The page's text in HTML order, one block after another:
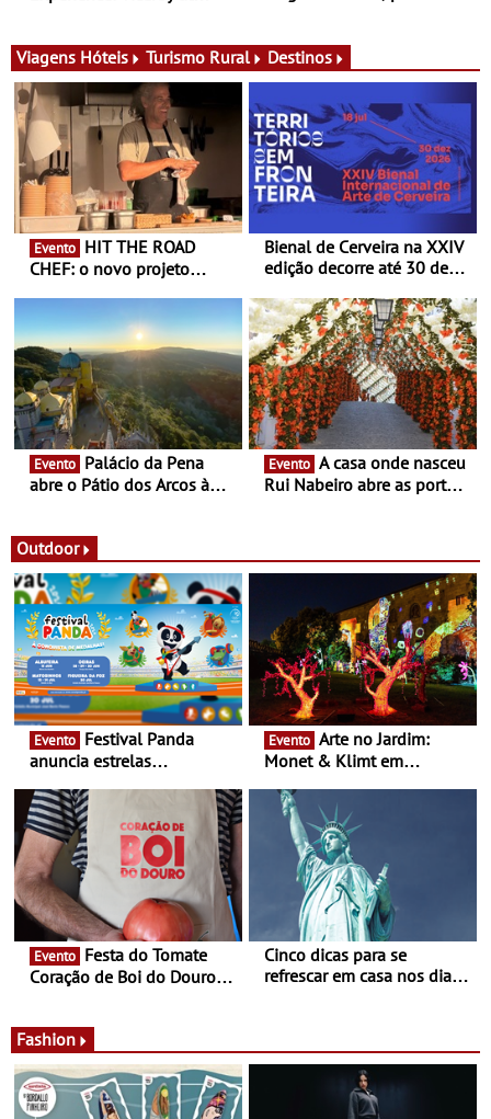
exclusiva
Viagens Hóteis Turismo Rural Destinos
Evento
CHEF: o novo projeto
Queiroz Ribeiro - Um novo
conceito gastronómico
itinerante que percorre
Portugal
Bienal de Cerveira na XXIV
edição decorre até 30 de
enquanto “Territórios sem
Fronteira”
Evento
abre o Pátio dos Arcos à
Evento
Rui Nabeiro abre as portas
16 de agosto
Outdoor
Evento
anuncia estrelas
- Entre Junho e Julho pelo
país
Evento
Monet & Klimt em
ao final de Setembro -
Experiência luminosa no
jardim do Museu de
Alberto Sampaio
Evento
Coração de Boi do Douro -
Cinco dicas para se
refrescar em casa nos dias
Fashion